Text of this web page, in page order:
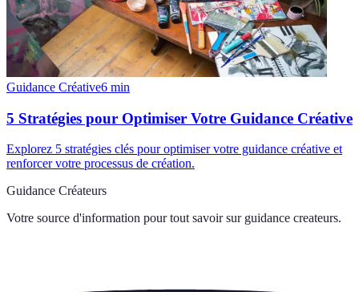
Guidance Créative6 min
5 Stratégies pour Optimiser Votre Guidance Créative
Explorez 5 stratégies clés pour optimiser votre guidance créative et
renforcer votre processus de création.
Guidance Créateurs
Votre source d'information pour tout savoir sur guidance createurs.